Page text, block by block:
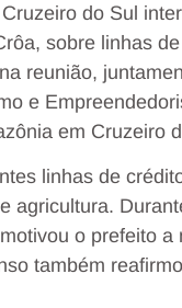
do Sul
sobre linhas
reunião,
e
em Cruzeiro
linhas de
agricultura.
o prefeito
também